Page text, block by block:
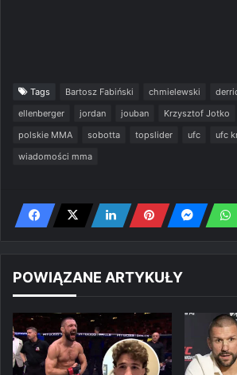
Tags Bartosz Fabiński chmielewski
ellenberger
jordan jouban Krzysztof Jotko
polskie MMA
sobotta topslider ufc ufc
wiadomości mma
POWIĄZANE ARTYKUŁY